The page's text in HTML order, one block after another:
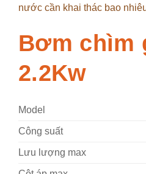
nước cần khai thác bao
Bơm chìm
2.2Kw
Model
Công suất
Lưu lượng max